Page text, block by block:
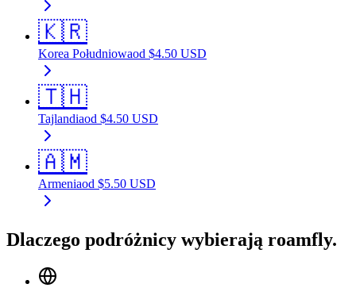
🇰🇷
Korea Południowaod $4.50 USD
🇹🇭
Tajlandiaod $4.50 USD
🇦🇲
Armeniaod $5.50 USD
Dlaczego podróżnicy wybierają roamfly.